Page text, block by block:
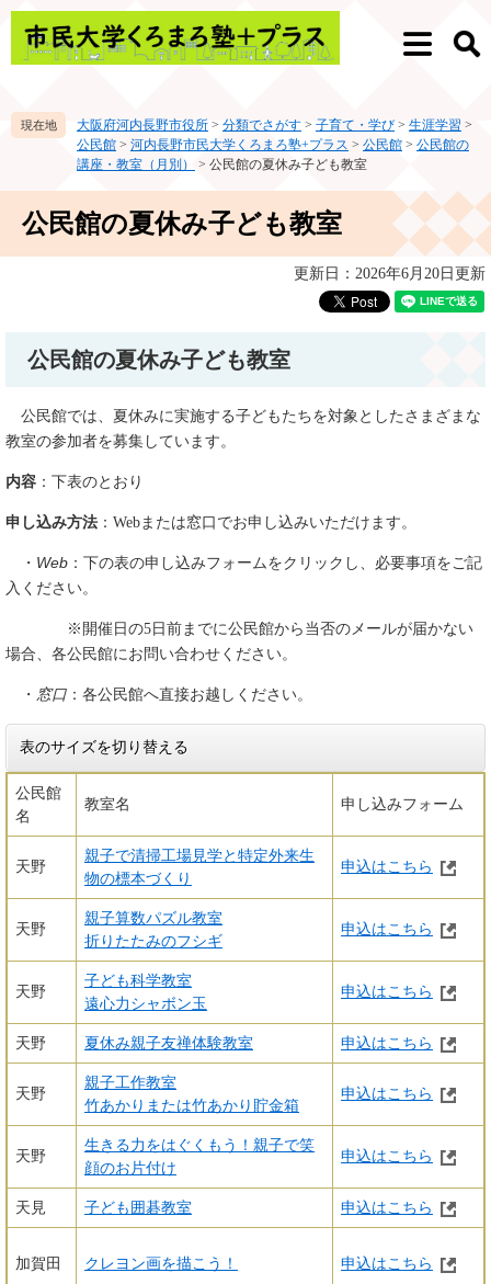
ペ
メ
て
メ
検
大阪府河内長野市役所 > 分類でさがす > 子育て・学び > 生涯学習 >
公民館 > 河内長野市民大学くろまろ塾+プラス > 公民館 > 公民館の
講座・教室（月別）
> 公民館の夏休み子ども教室
公民館の夏休み子ども教室
更新日：2026年6月20日更新
公民館の夏休み子ども教室
公民館では、夏休みに実施する子どもたちを対象としたさまざまな
教室の参加者を募集しています。
内容 ：下表のとおり
申し込み方法 ：Webまたは窓口でお申し込みいただけます。
・ Web ：下の表の申し込みフォームをクリックし、必要事項をご記
入ください。
※開催日の5日前までに公民館から当否のメールが届かない
場合、各公民館にお問い合わせください。
・ 窓口 ：各公民館へ直接お越しください。
表のサイズを切り替える
公民館
名
教室名 申し込みフォーム
天野
親子で清掃工場見学と特定外来生
物の標本づくり
申込はこちら
天野
親子算数パズル教室
折りたたみのフシギ
申込はこちら
天野
子ども科学教室
遠心力シャボン玉
申込はこちら
天野 夏休み親子友禅体験教室 申込はこちら
天野
親子工作教室
竹あかりまたは竹あかり貯金箱
申込はこちら
天野
生きる力をはぐくもう！親子で笑
顔のお片付け
申込はこちら
天見 子ども囲碁教室 申込はこちら
加賀田 クレヨン画を描こう！ 申込はこちら